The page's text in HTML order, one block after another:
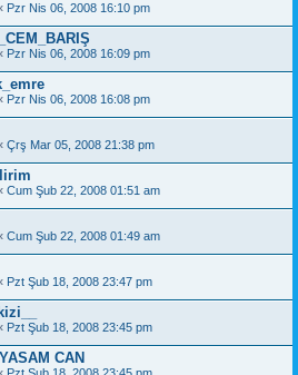
Pzr Nis 06, 2008 16:10 pm
Pzr Nis 06, 2008 16:09 pm
Pzr Nis 06, 2008 16:08 pm
Çrş Mar 05, 2008 21:38 pm
Cum Şub 22, 2008 01:51 am
Cum Şub 22, 2008 01:49 am
Pzt Şub 18, 2008 23:47 pm
Pzt Şub 18, 2008 23:45 pm
CAN
Pzt Şub 18, 2008 23:45 pm